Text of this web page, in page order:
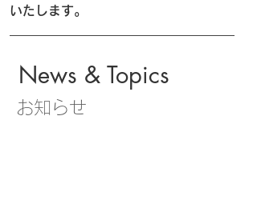
いたします。
News & Topics
お知らせ